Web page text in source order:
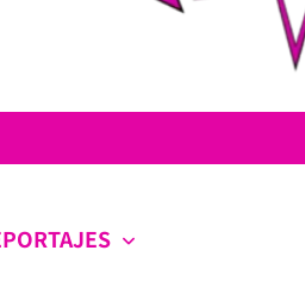
en la escena nacional e internacional.